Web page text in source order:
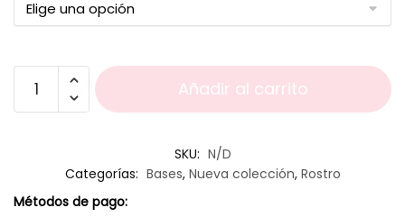
Añadir al carrito
SKU: N/D
Categorías: Bases, Nueva colección, Rostro
Métodos de pago: